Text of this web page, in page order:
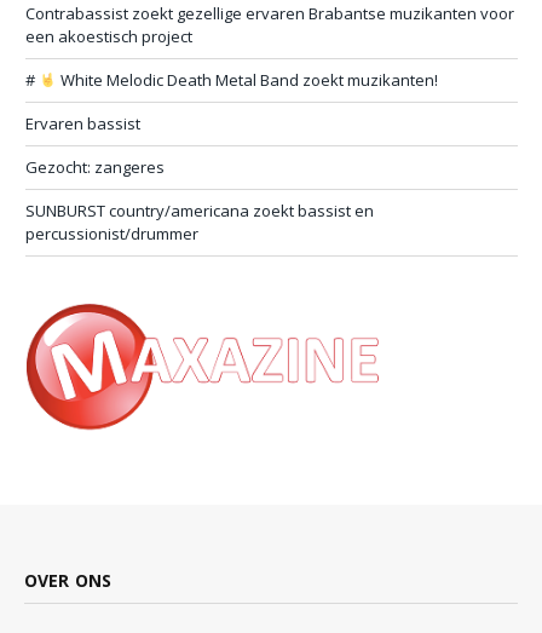
Contrabassist zoekt gezellige ervaren Brabantse muzikanten voor
een akoestisch project
#
White Melodic Death Metal Band zoekt muzikanten!
Ervaren bassist
Gezocht: zangeres
SUNBURST country/americana zoekt bassist en
percussionist/drummer
OVER ONS